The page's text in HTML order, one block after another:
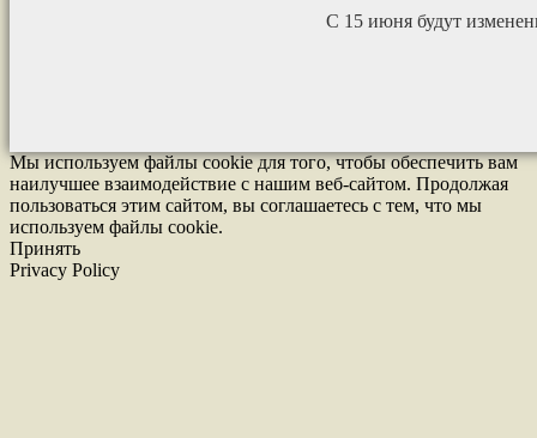
С 15 июня будут
Мы используем файлы cookie для того, чтобы обеспечить вам
наилучшее взаимодействие с нашим веб-сайтом. Продолжая
пользоваться этим сайтом, вы соглашаетесь с тем, что мы
используем файлы cookie.
Принять
Privacy Policy